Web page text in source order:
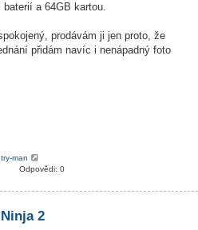
a 64GB kartou.
prodávám ji jen proto, že
přidám navíc i nenápadný foto
man
Odpovědi: 0
2